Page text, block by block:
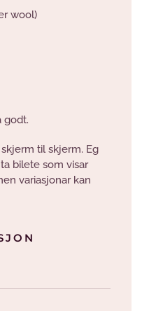
wool)
godt.
til skjerm. Eg
bilete som visar
variasjonar kan